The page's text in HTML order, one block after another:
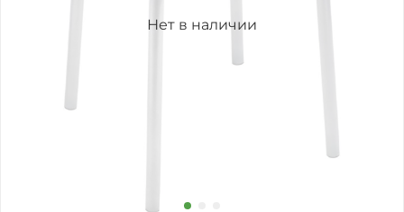
Нет в наличии